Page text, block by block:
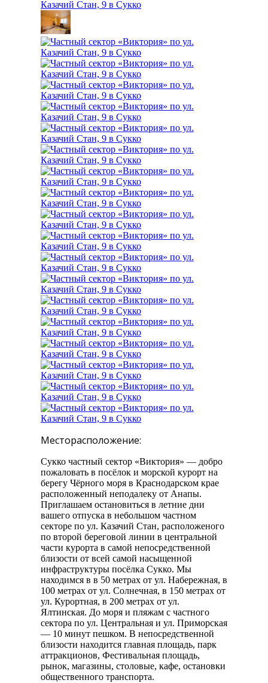
Месторасположение:
Сукко частный сектор «Виктория» — добро
пожаловать в посёлок и морской курорт на
берегу Чёрного моря в Краснодарском крае
расположенный неподалеку от Анапы.
Приглашаем остановиться в летние дни
вашего отпуска в небольшом частном
секторе по ул. Казачий Стан, расположеного
по второй береговой линии в центральной
части курорта в самой непосредственной
близости от всей самой насыщенной
инфраструктуры посёлка Сукко. Мы
находимся в в 50 метрах от ул. Набережная, в
100 метрах от ул. Солнечная, в 150 метрах от
ул. Курортная, в 200 метрах от ул.
Ялтинская. До моря и пляжам с частного
сектора по ул. Центральная и ул. Приморская
— 10 минут пешком. В непосредственной
близости находится главная площадь, парк
аттракционов, Фестивальная площадь,
рынок, магазины, столовые, кафе, остановки
общественного транспорта.